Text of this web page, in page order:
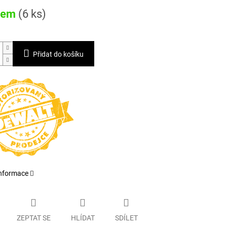
(6 ks)
Přidat do košíku
ZEPTAT SE HLÍDAT SDÍLET